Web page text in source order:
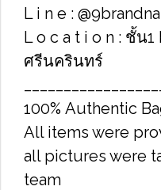
L i n e :
L o c a t i o n : ชั้น
ศรีนครินทร์
100% Authentic
All items were
all pictures were
team